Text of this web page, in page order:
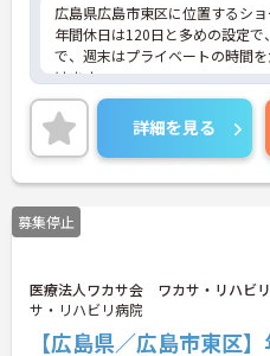
広島県広島市東区に位置するショ
年間休日は120日と多めの設定で
で、週末はプライベートの時間
けます。
昇給や賞与制度があり頑張りが
と職員に還元されます。
ご興味のある方には、面接対策
に詳細をお話しいたしますので
さい！
詳細を見る
募集停止
医療法人ワカサ会 ワカサ・リハビ
サ・リハビリ病院
【広島県／広島市東区